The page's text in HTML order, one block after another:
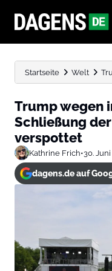
Startseite Welt
Trump wegen
Schließung
verspottet
Kathrine Frich•30.
dagens.de auf